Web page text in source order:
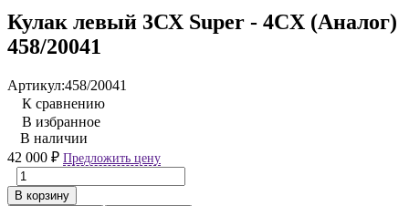
Кулак левый 3СХ Super - 4CX (Аналог)
458/20041
Артикул:458/20041
К сравнению
В избранное
В наличии
42 000 ₽ Предложить цену
В корзину